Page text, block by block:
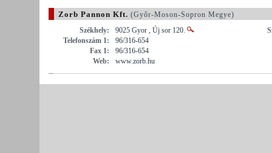
Zorb Pannon Kft. (Győr-Moson-Sopron Megye)
Székhely:
9025 Gyor , Új sor 120.
Telefonszám 1:
96/316-654
Fax 1:
96/316-654
Web:
www.zorb.hu